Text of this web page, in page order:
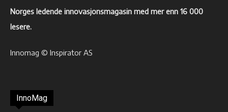
Norges ledende innovasjonsmagasin med mer enn 16 000
lesere.
Innomag © Inspirator AS
InnoMag